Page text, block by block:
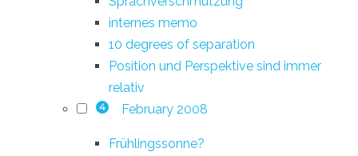
internes memo
10 degrees of separation
Position und Perspektive sind immer
relativ
4 February 2008
Frühlingssonne?